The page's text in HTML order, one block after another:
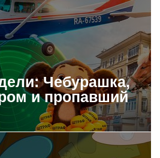
Чебурашка,
и пропавший